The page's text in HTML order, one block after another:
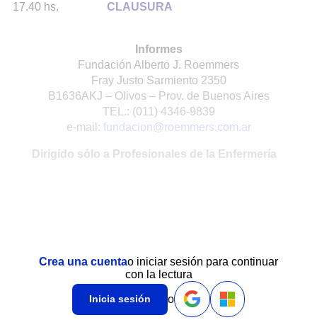
17.40 hs. CLAUSURA
Informes
Fundación Alberto J. Roemmers
Fray Justo Sarmiento 2350
B1636AKJ – Olivos – Prov. de Buenos Aires
TEL.: (011) 4346-9839
e-mail: fundacion@roemmers.com.ar
Dirigido sólo a Profesionales de la Enfermería
Crea una cuentao iniciar sesión para continuar
con la lectura
Inicia sesión o